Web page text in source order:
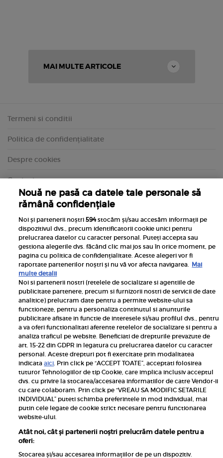
MAI MULTE ARTICOLE
Termeni si conditii
Politica de confidențialitate
Despre cookies
Contact
Inscrie-te la newsletterul UNICA
Pariază responsabil! Decizia ONJN nr. 821/25.09.2025.
Jocurile de noroc sunt interzise minorilor.
Links
Calculator sarcina
Rețete
Libertatea
Nouă ne pasă ca datele tale personale să
rămână confidențiale
Noi și partenerii noștri594stocăm și/sau accesăm informații pe
dispozitivul dvs., precum identificatorii cookie unici pentru
prelucrarea datelor cu caracter personal. Puteți accepta sau
gestiona alegerile dvs. făcând clic mai jos sau în orice moment, pe
pagina cu politica de confidențialitate. Aceste alegeri vor fi
raportate partenerilor noștri și nu vă vor afecta navigarea. Mai
multe detalii
Noi si partenerii nostri (retelele de socializare si agentiile de
publicitate partenere, precum si furnizorii nostri de servicii de date
analitice) prelucram date pentru a permite website-ului sa
functioneze, pentru a personaliza continutul si anunturile
publicitare afisate in functie de interesele si/sau profilul dvs., pentru
a va oferi functionalitati aferente retelelor de socializare si pentru a
analiza traficul pe website. Beneficiati de drepturile prevazute de
art. 15-22 din GDPR in legatura cu prelucrarea datelor cu caracter
personal. Aceste drepturi pot fi exercitate prin modalitatea
indicataaici. Prin click pe “ACCEPT TOATE”, acceptati folosirea
tuturor Tehnologiilor de tip Cookie, care implica inclusiv acceptul
dvs. cu privire la stocarea/accesarea informatiilor de catre Vendor-ii
cu care colaboram. Prin click pe “VREAU SA MODIFIC SETARILE
INDIVIDUAL” puteti schimba preferintele in mod individual, mai
putin cele legate de cookie strict necesare pentru functionarea
website-ului.
Atât noi, cât și partenerii noștri prelucrăm datele pentru a
oferi:
Stocarea și/sau accesarea informațiilor de pe un dispozitiv.